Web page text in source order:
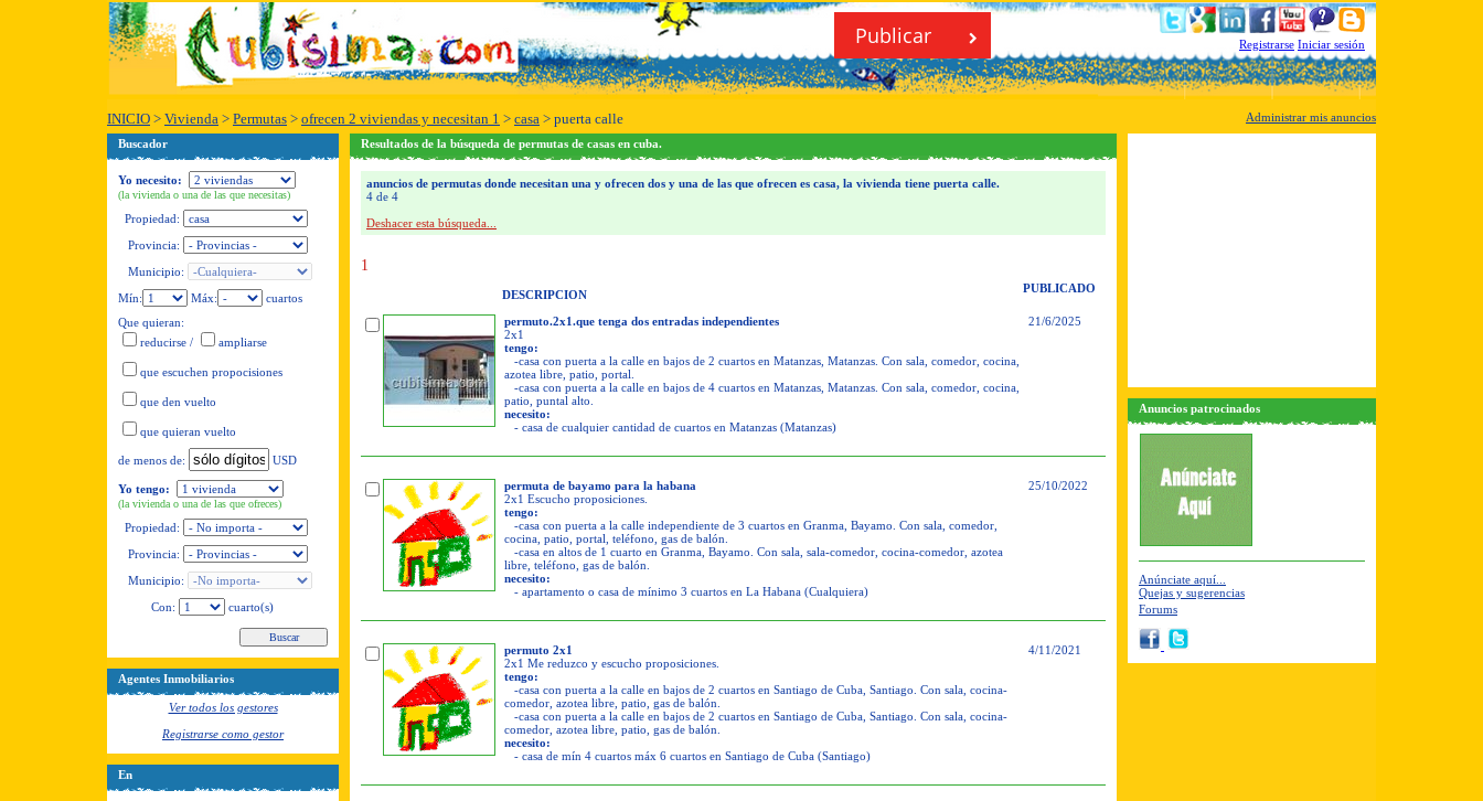
Publicar Registrarse Iniciar sesión
INICIO > Vivienda > Permutas > ofrecen 2 viviendas y necesitan 1 > casa > puerta calle
Administrar mis anuncios
Buscador
Yo necesito:
(la vivienda o una de las que necesitas)
Propiedad:
Provincia:
Municipio:
Mín:
Máx:
cuartos
Que quieran:
reducirse / ampliarse
que escuchen propocisiones
que den vuelto
que quieran vuelto
de menos de: USD
Yo tengo:
(la vivienda o una de las que ofreces)
Propiedad:
Provincia:
Municipio:
Con:
cuarto(s)
Agentes Inmobiliarios
Ver todos los gestores
Registrarse como gestor
En
Resultados de la búsqueda de permutas de casas en cuba.
anuncios de permutas donde necesitan una y ofrecen dos y una de las que ofrecen es casa, la vivienda tiene puerta calle.
4 de 4
Deshacer esta búsqueda...
1
DESCRIPCION PUBLICADO
permuto.2x1.que tenga dos entradas independientes
2x1
tengo:
-casa con puerta a la calle en bajos de 2 cuartos en Matanzas, Matanzas. Con sala, comedor, cocina,
azotea libre, patio, portal.
-casa con puerta a la calle en bajos de 4 cuartos en Matanzas, Matanzas. Con sala, comedor, cocina,
patio, puntal alto.
necesito:
- casa de cualquier cantidad de cuartos en Matanzas (Matanzas)
21/6/2025
permuta de bayamo para la habana
2x1 Escucho proposiciones.
tengo:
-casa con puerta a la calle independiente de 3 cuartos en Granma, Bayamo. Con sala, comedor,
cocina, patio, portal, teléfono, gas de balón.
-casa en altos de 1 cuarto en Granma, Bayamo. Con sala, sala-comedor, cocina-comedor, azotea
libre, teléfono, gas de balón.
necesito:
- apartamento o casa de mínimo 3 cuartos en La Habana (Cualquiera)
25/10/2022
permuto 2x1
2x1 Me reduzco y escucho proposiciones.
tengo:
-casa con puerta a la calle en bajos de 2 cuartos en Santiago de Cuba, Santiago. Con sala, cocina-
comedor, azotea libre, patio, gas de balón.
-casa con puerta a la calle en bajos de 2 cuartos en Santiago de Cuba, Santiago. Con sala, cocina-
comedor, azotea libre, patio, gas de balón.
necesito:
- casa de mín 4 cuartos máx 6 cuartos en Santiago de Cuba (Santiago)
4/11/2021
Anuncios patrocinados
Anúnciate aquí...
Quejas y sugerencias
Forums